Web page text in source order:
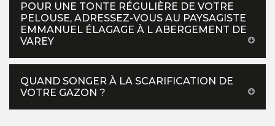
POUR UNE TONTE RÉGULIÈRE DE VOTRE
PELOUSE, ADRESSEZ-VOUS AU PAYSAGISTE
EMMANUEL ÉLAGAGE À L ABERGEMENT DE
VAREY
QUAND SONGER À LA SCARIFICATION DE
VOTRE GAZON ?